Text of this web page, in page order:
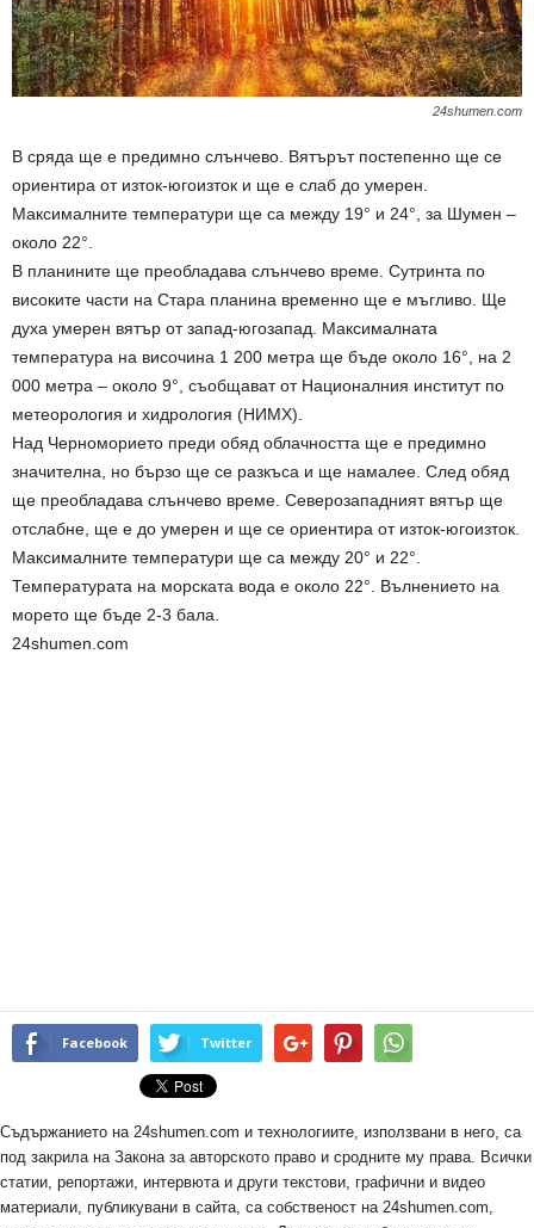
24shumen.com
В сряда ще е предимно слънчево. Вятърът постепенно ще се
ориентира от изток-югоизток и ще е слаб до умерен.
Максималните температури ще са между 19° и 24°, за Шумен –
около 22°.
В планините ще преобладава слънчево време. Сутринта по
високите части на Стара планина временно ще е мъгливо. Ще
духа умерен вятър от запад-югозапад. Максималната
температура на височина 1 200 метра ще бъде около 16°, на 2
000 метра – около 9°, съобщават от Националния институт по
метеорология и хидрология (НИМХ).
Над Черноморието преди обяд облачността ще е предимно
значителна, но бързо ще се разкъса и ще намалее. След обяд
ще преобладава слънчево време. Северозападният вятър ще
отслабне, ще е до умерен и ще се ориентира от изток-югоизток.
Максималните температури ще са между 20° и 22°.
Температурата на морската вода е около 22°. Вълнението на
морето ще бъде 2-3 бала.
24shumen.com
Facebook Twitter
Съдържанието на 24shumen.com и технологиите, използвани в него, са
под закрила на Закона за авторското право и сродните му права. Всички
статии, репортажи, интервюта и други текстови, графични и видео
материали, публикувани в сайта, са собственост на 24shumen.com,